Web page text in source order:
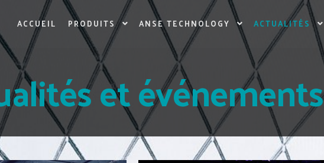
ACCUEIL PRODUITS ANSE TECHNOLOGY ACTUALITÉS
et événements